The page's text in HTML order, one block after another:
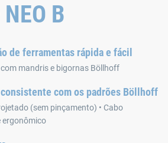
B
de ferramentas rápida e fácil
com mandris e bigornas Böllhoff
com os padrões Böllhoff
(sem pinçamento) • Cabo
ergonômico